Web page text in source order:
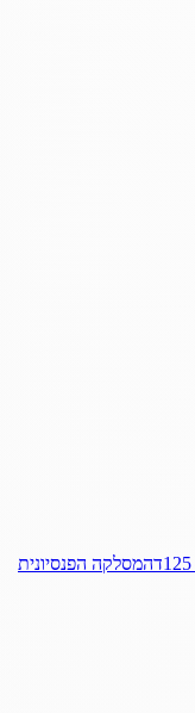
המסלקה הפנסיונית